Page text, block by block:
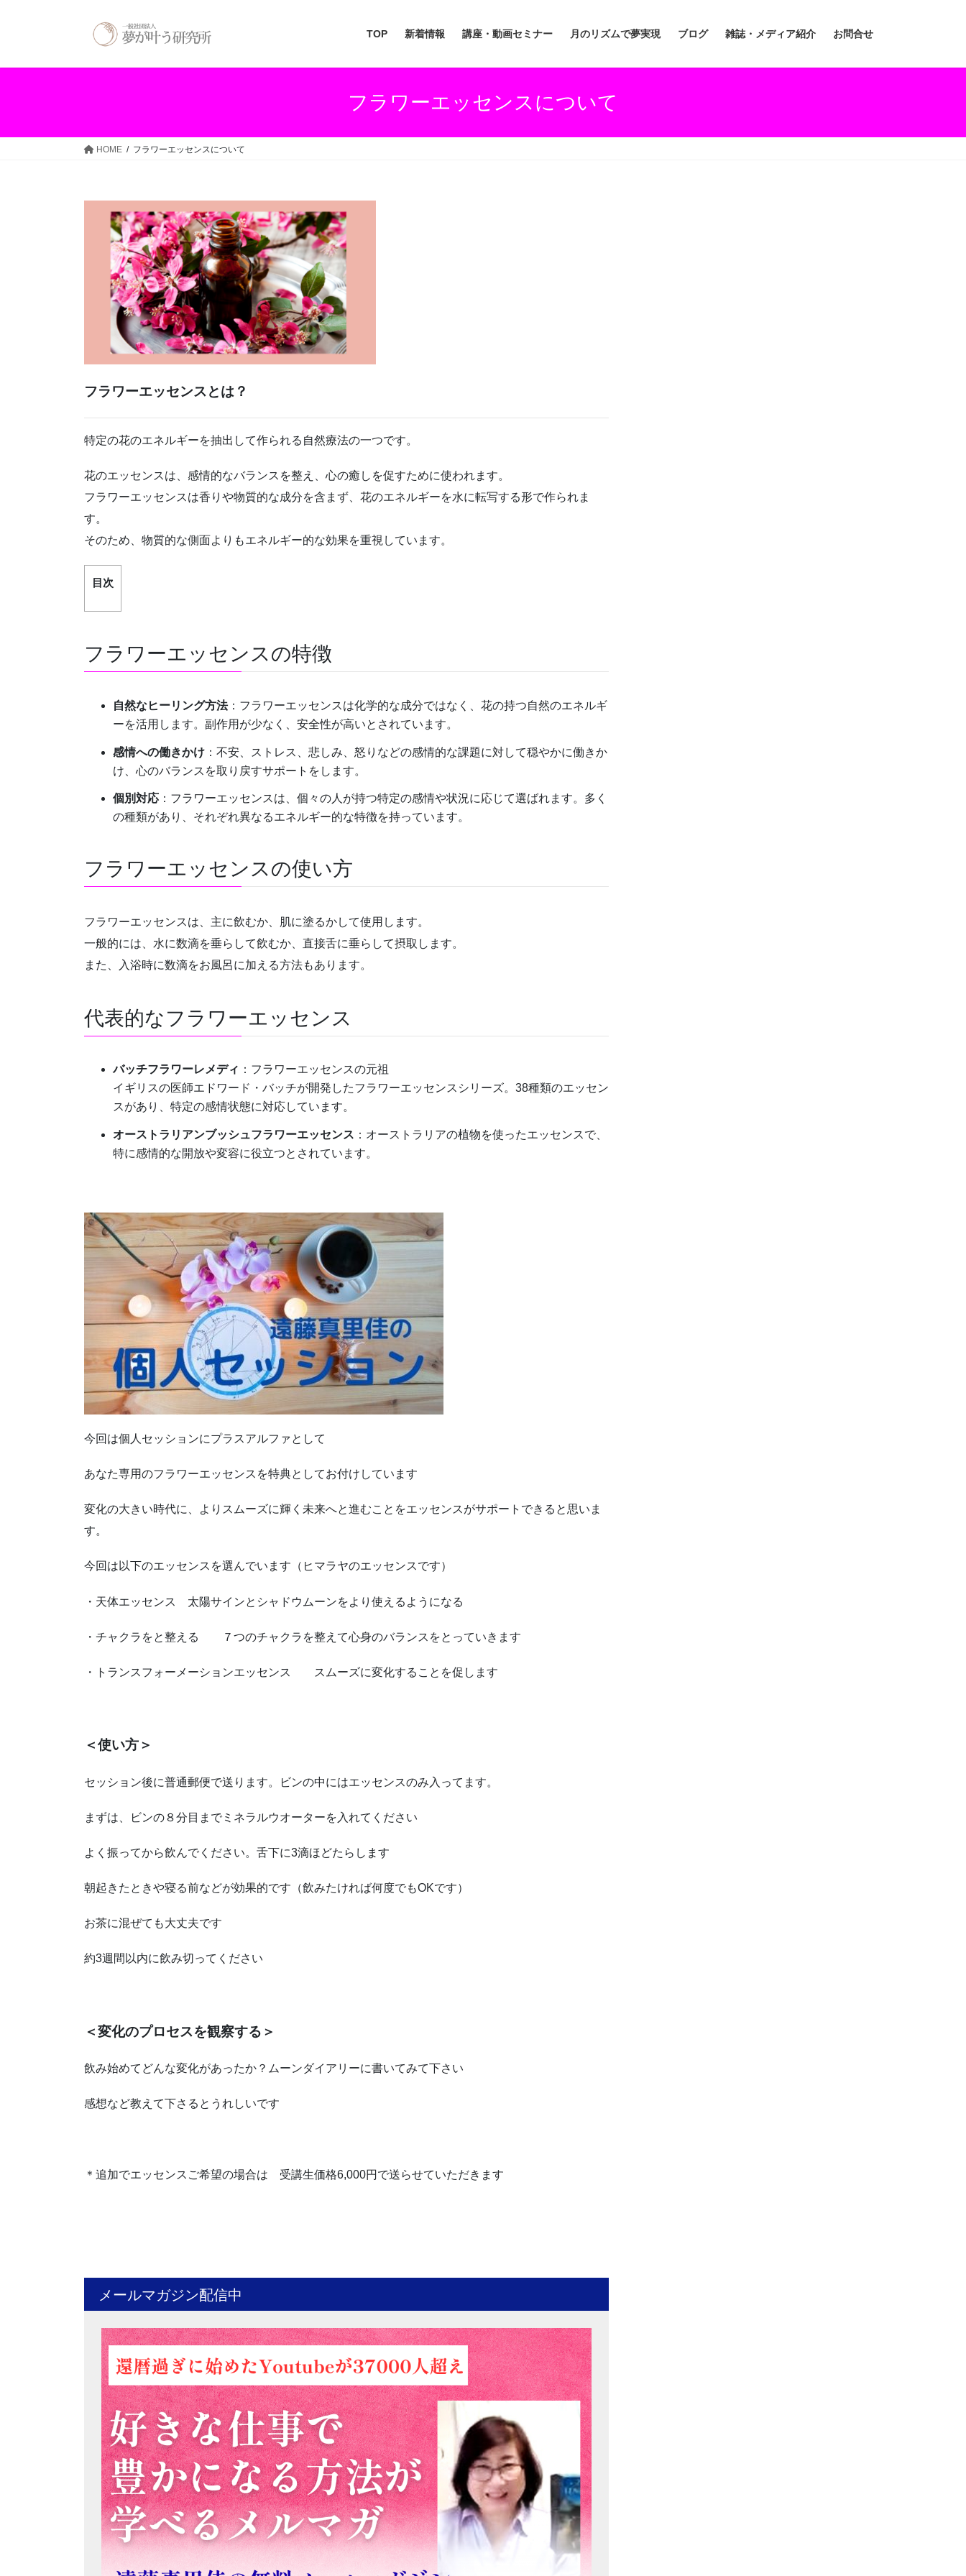
TOP 新着情報 講座・動画セミナー 月のリズムで夢実現 ブログ 雑誌・メディア紹介 お問合せ
フラワーエッセンスについて
HOME フラワーエッセンスについて
フラワーエッセンスとは？
特定の花のエネルギーを抽出して作られる自然療法の一つです。
花のエッセンスは、感情的なバランスを整え、心の癒しを促すために使われます。
フラワーエッセンスは香りや物質的な成分を含まず、花のエネルギーを水に転写する形で作られま
す。
そのため、物質的な側面よりもエネルギー的な効果を重視しています。
目次
フラワーエッセンスの特徴
自然なヒーリング方法：フラワーエッセンスは化学的な成分ではなく、花の持つ自然のエネルギ
ーを活用します。副作用が少なく、安全性が高いとされています。
感情への働きかけ ：不安、ストレス、悲しみ、怒りなどの感情的な課題に対して穏やかに働きか
け、心のバランスを取り戻すサポートをします。
個別対応 ：フラワーエッセンスは、個々の人が持つ特定の感情や状況に応じて選ばれます。多く
の種類があり、それぞれ異なるエネルギー的な特徴を持っています。
フラワーエッセンスの使い方
フラワーエッセンスは、主に飲むか、肌に塗るかして使用します。
一般的には、水に数滴を垂らして飲むか、直接舌に垂らして摂取します。
また、入浴時に数滴をお風呂に加える方法もあります。
代表的なフラワーエッセンス
バッチフラワーレメディ ：フラワーエッセンスの元祖
イギリスの医師エドワード・バッチが開発したフラワーエッセンスシリーズ。38種類のエッセン
スがあり、特定の感情状態に対応しています。
オーストラリアンブッシュフラワーエッセンス ：オーストラリアの植物を使ったエッセンスで、
特に感情的な開放や変容に役立つとされています。
今回は個人セッションにプラスアルファとして
あなた専用のフラワーエッセンスを特典としてお付けしています
変化の大きい時代に、よりスムーズに輝く未来へと進むことをエッセンスがサポートできると思いま
す。
今回は以下のエッセンスを選んでいます（ヒマラヤのエッセンスです）
・天体エッセンス 太陽サインとシャドウムーンをより使えるようになる
・チャクラをと整える ７つのチャクラを整えて心身のバランスをとっていきます
・トランスフォーメーションエッセンス スムーズに変化することを促します
＜使い方＞
セッション後に普通郵便で送ります。ビンの中にはエッセンスのみ入ってます。
まずは、ビンの８分目までミネラルウオーターを入れてください
よく振ってから飲んでください。舌下に3滴ほどたらします
朝起きたときや寝る前などが効果的です（飲みたければ何度でもOKです）
お茶に混ぜても大丈夫です
約3週間以内に飲み切ってください
＜変化のプロセスを観察する＞
飲み始めてどんな変化があったか？ムーンダイアリーに書いてみて下さい
感想など教えて下さるとうれしいです
＊追加でエッセンスご希望の場合は 受講生価格6,000円で送らせていただきます
メールマガジン配信中